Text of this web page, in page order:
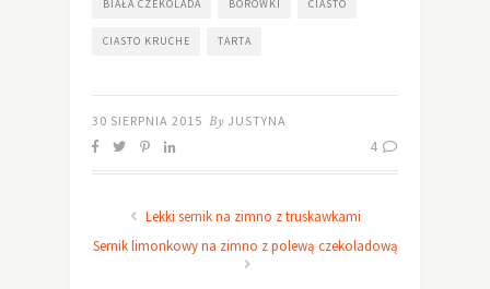
BIAŁA CZEKOLADA BORÓWKI CIASTO
CIASTO KRUCHE TARTA
30 SIERPNIA 2015 By JUSTYNA
4
Lekki sernik na zimno z truskawkami
Sernik limonkowy na zimno z polewą czekoladową